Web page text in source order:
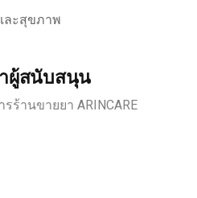
ละสุขภาพ
ผู้สนับสนุน
ร้านขายยา ARINCARE